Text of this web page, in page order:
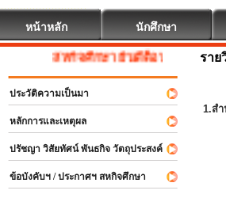
หน้าหลัก นักศึกษา
สหกิจศึกษา ยินดีต้อนรับ
ประวัติความเป็นมา
หลักการและเหตุผล
ปรัชญา วิสัยทัศน์ พันธกิจ วัตถุประสงค์
ข้อบังคับฯ / ประกาศฯ สหกิจศึกษา
ราย
1.ส